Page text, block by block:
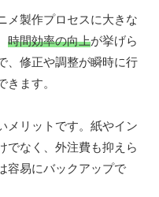
メ製作プロセスに大きな
時間効率の向上が挙げら
、修正や調整が瞬時に行
ます。
メリットです。紙やイン
でなく、外注費も抑えら
容易にバックアップで